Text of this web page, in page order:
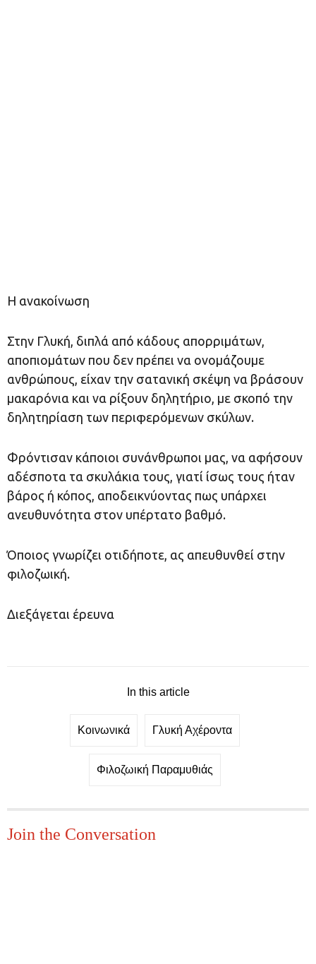
Η ανακοίνωση
Στην Γλυκή, διπλά από κάδους απορριμάτων,
αποπιομάτων που δεν πρέπει να ονομάζουμε
ανθρώπους, είχαν την σατανική σκέψη να βράσουν
μακαρόνια και να ρίξουν δηλητήριο, με σκοπό την
δηλητηρίαση των περιφερόμενων σκύλων.
Φρόντισαν κάποιοι συνάνθρωποι μας, να αφήσουν
αδέσποτα τα σκυλάκια τους, γιατί ίσως τους ήταν
βάρος ή κόπος, αποδεικνύοντας πως υπάρχει
ανευθυνότητα στον υπέρτατο βαθμό.
Όποιος γνωρίζει οτιδήποτε, ας απευθυνθεί στην
φιλοζωική.
Διεξάγεται έρευνα
In this article
Κοινωνικά Γλυκή Αχέροντα
Φιλοζωική Παραμυθιάς
Join the Conversation